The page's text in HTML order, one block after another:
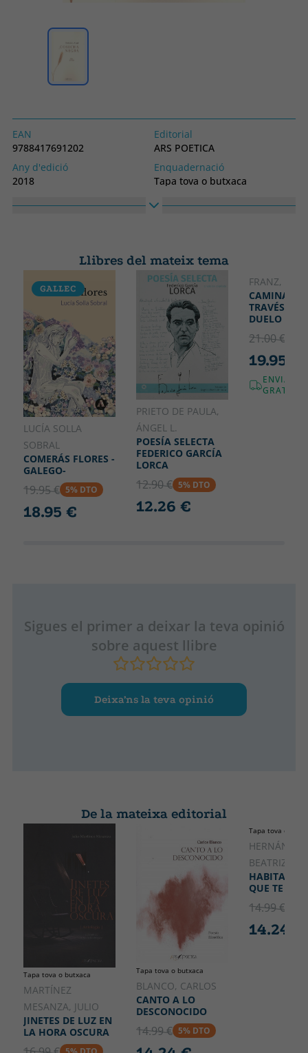
EAN
9788417691202
Editorial
ARS POETICA
Any d'edició
2018
Enquadernació
Tapa tova o butxaca
Col·lecció
Llibres del mateix tema
GALLEC
LUCÍA SOLLA
SOBRAL
COMERÁS FLORES -
GALEGO-
19.95 € 5% DTO
18.95 €
PRIETO DE PAULA,
ÁNGEL L.
POESÍA SELECTA
FEDERICO GARCÍA
LORCA
12.90 € 5% DTO
12.26 €
FRANZ, LOLA
TRAVÉS DEL
DUELO
21.00 €
19.95 €
GRATUÏT!
Sigues el primer a deixar la teva opinió
sobre aquest llibre
Deixa’ns la teva opinió
De la mateixa editorial
Tapa tova o butxaca
MARTÍNEZ
MESANZA, JULIO
JINETES DE LUZ EN
LA HORA OSCURA
Tapa tova o butxaca
BLANCO, CARLOS
CANTO A LO
DESCONOCIDO
14.99 € 5% DTO
Tapa tova o
HERNÁNZ
BEATRIZ
HABITARÁS
QUE TE
14.99 €
14.24 €